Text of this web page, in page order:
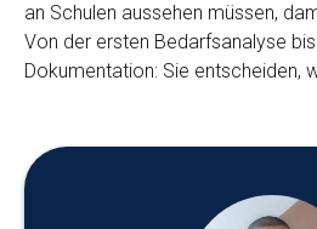
an Schulen aussehen müssen,
Von der ersten Bedarfsanalyse
Dokumentation: Sie entscheiden,